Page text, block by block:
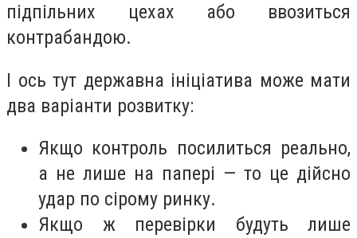
підпільних цехах або ввозиться
контрабандою.
І ось тут державна ініціатива може мати
два варіанти розвитку:
Якщо контроль посилиться реально,
а не лише на папері — то це дійсно
удар по сірому ринку.
Якщо ж перевірки будуть лише